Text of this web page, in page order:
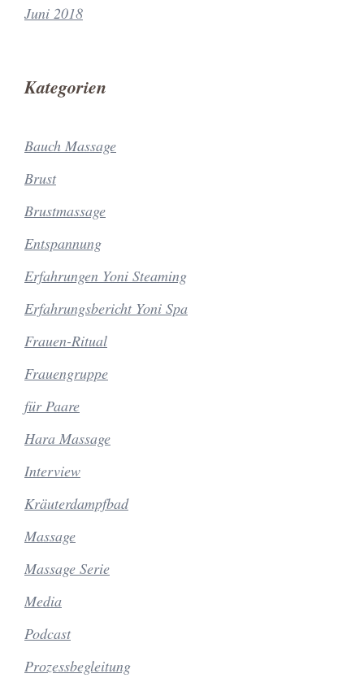
Juni 2018
Kategorien
Bauch Massage
Brust
Brustmassage
Entspannung
Erfahrungen Yoni Steaming
Erfahrungsbericht Yoni Spa
Frauen-Ritual
Frauengruppe
für Paare
Hara Massage
Interview
Kräuterdampfbad
Massage
Massage Serie
Media
Podcast
Prozessbegleitung